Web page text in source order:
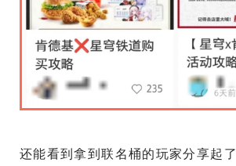
还能看到拿到联名桶的玩家分享起